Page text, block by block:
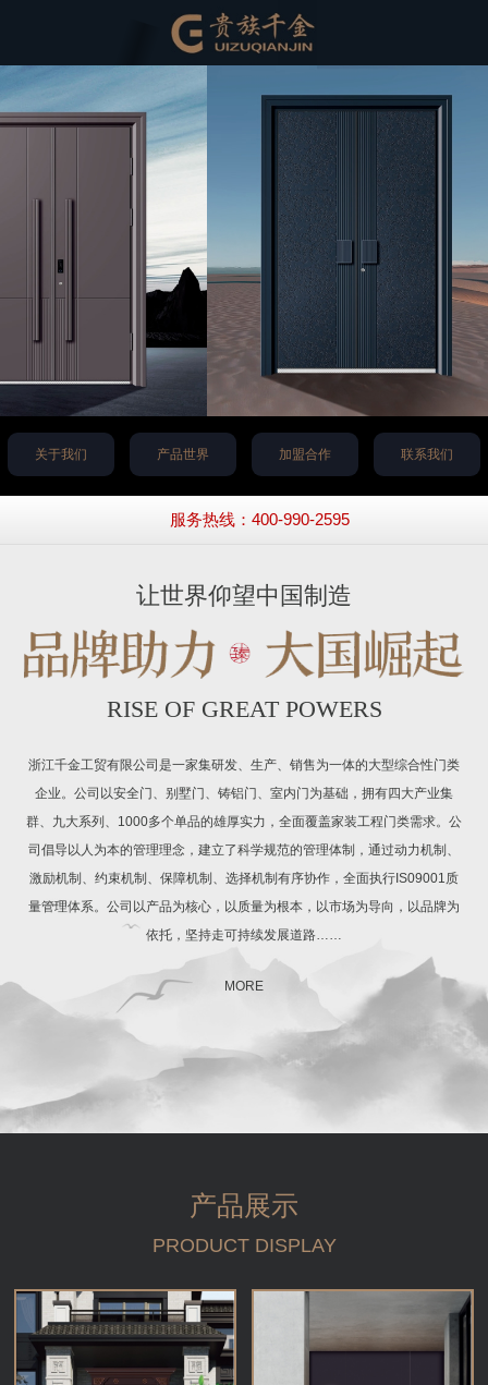
关于我们 产品世界 加盟合作 联系我们
服务热线：400-990-2595
让世界仰望中国制造
RISE OF GREAT POWERS
浙江千金工贸有限公司是一家集研发、生产、销售为一体的大型综合性门类
企业。公司以安全门、别墅门、铸铝门、室内门为基础，拥有四大产业集
群、九大系列、1000多个单品的雄厚实力，全面覆盖家装工程门类需求。公
司倡导以人为本的管理理念，建立了科学规范的管理体制，通过动力机制、
激励机制、约束机制、保障机制、选择机制有序协作，全面执行IS09001质
量管理体系。公司以产品为核心，以质量为根本，以市场为导向，以品牌为
依托，坚持走可持续发展道路……
MORE
产品展示
PRODUCT DISPLAY